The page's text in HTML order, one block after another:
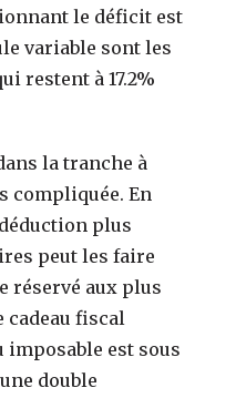
le déficit est
variable sont les
restent à 17.2%
la tranche à
compliquée. En
plus
peut les faire
réservé aux plus
cadeau fiscal
est sous
double